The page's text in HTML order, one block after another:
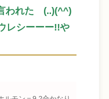
われた (..)(^^)
レシーーー!!や